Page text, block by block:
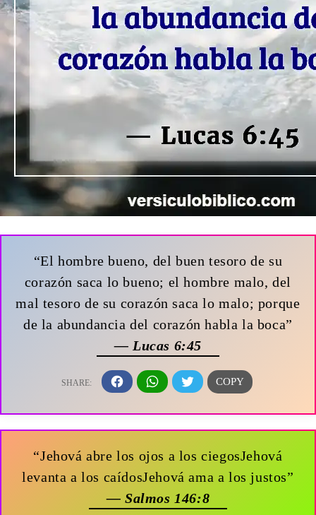
“El hombre bueno, del buen tesoro de su
corazón saca lo bueno; el hombre malo, del
mal tesoro de su corazón saca lo malo; porque
de la abundancia del corazón habla la boca”
— Lucas 6:45
“Jehová abre los ojos a los ciegosJehová
levanta a los caídosJehová ama a los justos”
— Salmos 146:8